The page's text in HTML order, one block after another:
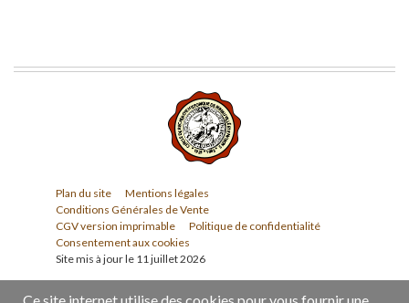
Plan du site
Mentions légales
Conditions Générales de Vente
CGV version imprimable
Politique de confidentialité
Consentement aux cookies
Site mis à jour le 11 juillet 2026